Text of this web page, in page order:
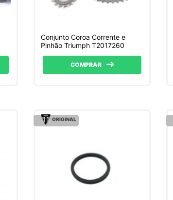
Conjunto Coroa Corrente e
Pinhão Triumph T2017260
COMPRAR
ORIGINAL